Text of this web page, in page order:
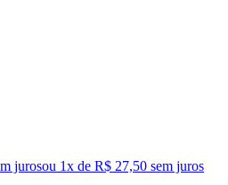
jurosou 1x de R$ 27,50 sem juros